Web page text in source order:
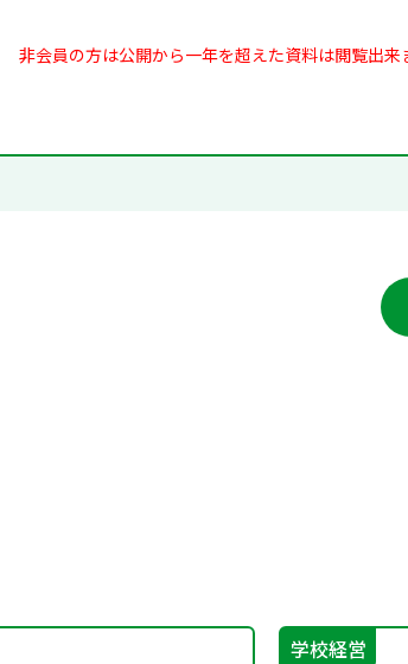
非会員の方は公開から一年を超えた資料は閲覧出来
学校経営